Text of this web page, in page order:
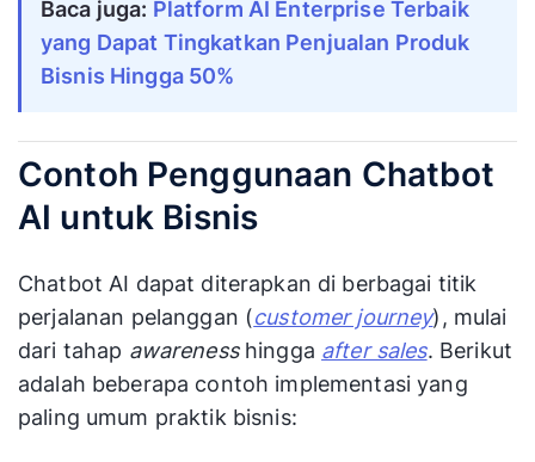
Baca juga: Platform AI Enterprise Terbaik
yang Dapat Tingkatkan Penjualan Produk
Bisnis Hingga 50%
Contoh Penggunaan Chatbot
AI untuk Bisnis
Chatbot AI dapat diterapkan di berbagai titik
perjalanan pelanggan (customer journey), mulai
dari tahap awarenesshingga after sales. Berikut
adalah beberapa contoh implementasi yang
paling umum praktik bisnis: